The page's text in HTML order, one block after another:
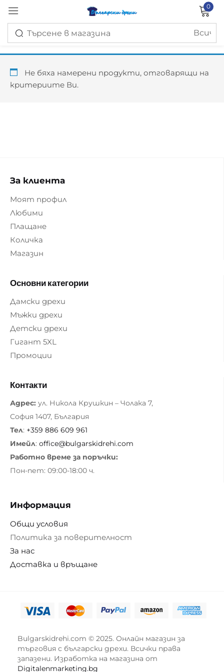
0
Не бяха намерени продукти, отговарящи на
критериите Ви.
За клиента
Моят профил
Любими
Плащане
Количка
Магазин
Основни категории
Дамски дрехи
Мъжки дрехи
Детски дрехи
Гигант 5XL
Промоции
Контакти
Адрес: ул. Никола Крушкин – Чолака 7,
София 1407, България
Тел: +359 886 609 961
Имейл: office@bulgarskidrehi.com
Работно време за поръчки:
Пон-пет: 09:00-18:00 ч.
Информация
Общи условия
Политика за поверителност
За нас
Доставка и връщане
Bulgarskidrehi.com © 2025. Онлайн магазин за
търговия с български дрехи. Всички права
запазени. Изработка на магазина от
Digitalenmarketing.bg
Вход